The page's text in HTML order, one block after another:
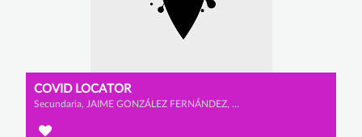
COVID LOCATOR
Secundaria, JAIME GONZÁLEZ FERNÁNDEZ, YAGO GONZÁLEZ GONZÁLEZ y ALEJANDRO BARÓN YE